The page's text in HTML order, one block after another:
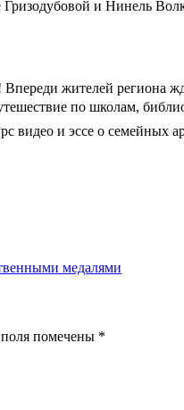
и Нинель
жителей региона
по школам,
видео и эссе о семейных
медалями
помечены *